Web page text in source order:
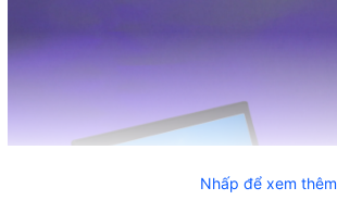
Nhấp để xem thêm